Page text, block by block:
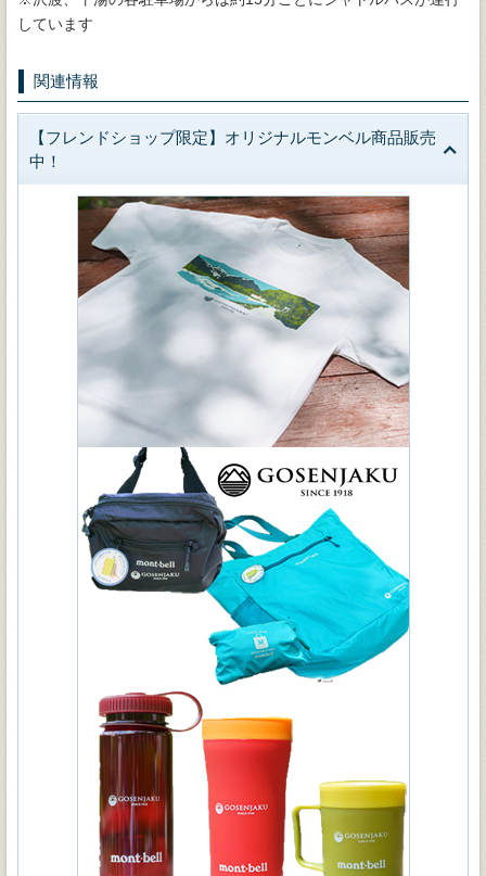
しています
関連情報
【フレンドショップ限定】オリジナルモンベル商品販売
中！